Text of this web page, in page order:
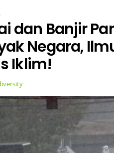
dan Banjir
Negara,
Iklim!